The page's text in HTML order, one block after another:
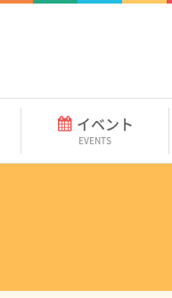
イベント
EVENTS